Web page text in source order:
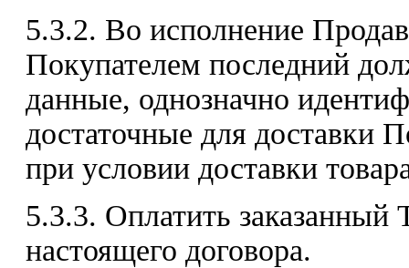
5.3.2. Во исполнение
Покупателем последний
данные, однозначно
достаточные для доставки
при условии доставки
5.3.3. Оплатить заказанный
настоящего договора.